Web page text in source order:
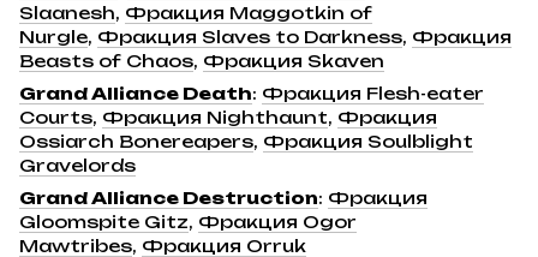
Slaanesh, Фракция Maggotkin of
Nurgle, Фракция Slaves to Darkness, Фракция
Beasts of Chaos, Фракция Skaven
Grand Alliance Death: Фракция Flesh-eater
Courts, Фракция Nighthaunt, Фракция
Ossiarch Bonereapers, Фракция Soulblight
Gravelords
Grand Alliance Destruction: Фракция
Gloomspite Gitz, Фракция Ogor
Mawtribes, Фракция Orruk